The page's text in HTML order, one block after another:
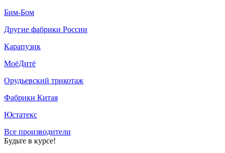
Бим-Бом
Другие фабрики России
Карапузик
МоёДитё
Орудьевский трикотаж
Фабрики Китая
Юстатекс
Все производители
Будьте в курсе!